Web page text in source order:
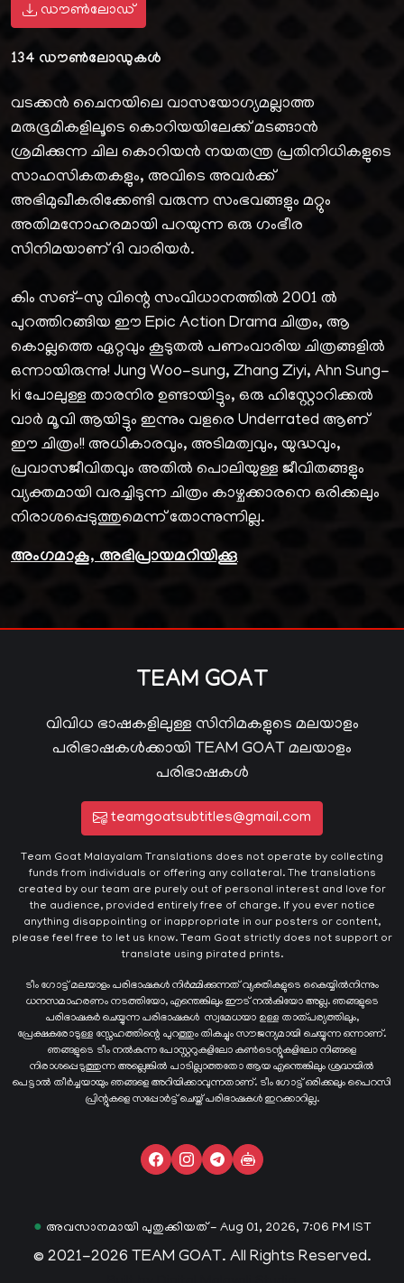
ഡൗൺലോഡ്
134 ഡൗൺലോഡുകൾ
വടക്കൻ ചൈനയിലെ വാസയോഗ്യമല്ലാത്ത
മരുഭൂമികളിലൂടെ കൊറിയയിലേക്ക് മടങ്ങാൻ
ശ്രമിക്കുന്ന ചില കൊറിയൻ നയതന്ത്ര പ്രതിനിധികളുടെ
സാഹസികതകളും, അവിടെ അവർക്ക്
അഭിമുഖീകരിക്കേണ്ടി വരുന്ന സംഭവങ്ങളും മറ്റും
അതിമനോഹരമായി പറയുന്ന ഒരു ഗംഭീര
സിനിമയാണ് ദി വാരിയർ.
കിം സങ്-സു വിന്റെ സംവിധാനത്തിൽ 2001 ൽ
പുറത്തിറങ്ങിയ ഈ Epic Action Drama ചിത്രം, ആ
കൊല്ലത്തെ ഏറ്റവും കൂടുതൽ പണംവാരിയ ചിത്രങ്ങളിൽ
ഒന്നായിരുന്നു! Jung Woo-sung, Zhang Ziyi, Ahn Sung-
ki പോലുള്ള താരനിര ഉണ്ടായിട്ടും, ഒരു ഹിസ്റ്റോറിക്കൽ
വാർ മൂവി ആയിട്ടും ഇന്നും വളരെ Underrated ആണ്
ഈ ചിത്രം!! അധികാരവും, അടിമത്വവും, യുദ്ധവും,
പ്രവാസജീവിതവും അതിൽ പൊലിയുള്ള ജീവിതങ്ങളും
വ്യക്തമായി വരച്ചിടുന്ന ചിത്രം കാഴ്ചക്കാരനെ ഒരിക്കലും
നിരാശപ്പെടുത്തുമെന്ന് തോന്നുന്നില്ല.
അംഗമാകൂ, അഭിപ്രായമറിയിക്കൂ
TEAM GOAT
വിവിധ ഭാഷകളിലുള്ള സിനിമകളുടെ മലയാളം
പരിഭാഷകൾക്കായി TEAM GOAT മലയാളം
പരിഭാഷകൾ
teamgoatsubtitles@gmail.com
Team Goat Malayalam Translations does not operate by collecting
funds from individuals or offering any collateral. The translations
created by our team are purely out of personal interest and love for
the audience, provided entirely free of charge. If you ever notice
anything disappointing or inappropriate in our posters or content,
please feel free to let us know. Team Goat strictly does not support or
translate using pirated prints.
ടീം ഗോട്ട് മലയാളം പരിഭാഷകൾ നിർമ്മിക്കുന്നത് വ്യക്തികളുടെ കൈയ്യില്‍നിന്നും
ധനസമാഹരണം നടത്തിയോ, എന്തെങ്കിലും ഈട് നൽകിയോ അല്ല. ഞങ്ങളുടെ
പരിഭാഷകർ ചെയ്യുന്ന പരിഭാഷകള്‍ സ്വമേധയാ ഉള്ള താത്പര്യത്തിലും,
പ്രേക്ഷകരോടുള്ള സ്നേഹത്തിന്റെ പുറത്തും തികച്ചും സൗജന്യമായി ചെയ്യുന്ന ഒന്നാണ്.
ഞങ്ങളുടെ ടീം നൽകുന്ന പോസ്റ്ററുകളിലോ കൺടെന്റുകളിലോ നിങ്ങളെ
നിരാശപ്പെടുത്തുന്ന അല്ലെങ്കിൽ പാടില്ലാത്തതോ ആയ എന്തെങ്കിലും ശ്രദ്ധയിൽ
പെട്ടാൽ തീർച്ചയായും ഞങ്ങളെ അറിയിക്കാവുന്നതാണ്. ടീം ഗോട്ട് ഒരിക്കലും പൈറസി
പ്രിന്റുകളെ സപ്പോർട്ട് ചെയ്ത് പരിഭാഷകൾ ഇറക്കാറില്ല.
● അവസാനമായി പുതുക്കിയത് - Aug 01, 2026, 7:06 PM IST
© 2021-2026 TEAM GOAT. All Rights Reserved.